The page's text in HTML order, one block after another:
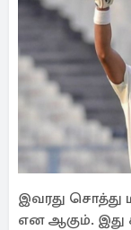
இவரது சொத்து
என ஆகும்.